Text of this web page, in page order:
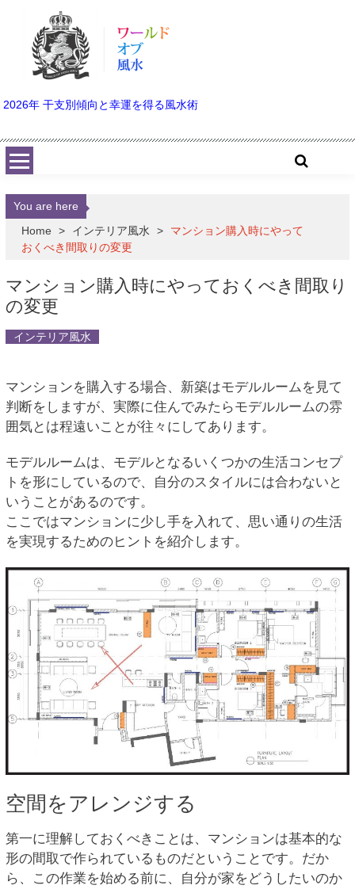
2026年 干支別傾向と幸運を得る風水術
You are here
Home
> インテリア風水 >
マンション購入時にやって
おくべき間取りの変更
マンション購入時にやっておくべき間取り
の変更
インテリア風水
マンションを購入する場合、新築はモデルルームを見て
判断をしますが、実際に住んでみたらモデルルームの雰
囲気とは程遠いことが往々にしてあります。
モデルルームは、モデルとなるいくつかの生活コンセプ
トを形にしているので、自分のスタイルには合わないと
いうことがあるのです。
ここではマンションに少し手を入れて、思い通りの生活
を実現するためのヒントを紹介します。
空間をアレンジする
第一に理解しておくべきことは、マンションは基本的な
形の間取で作られているものだということです。だか
ら、この作業を始める前に、自分が家をどうしたいのか